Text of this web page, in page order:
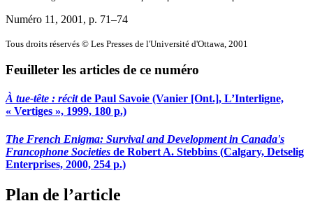
Numéro 11, 2001 , p. 71–74
Tous droits réservés © Les Presses de l'Université d'Ottawa, 2001
Feuilleter les articles de ce numéro
À tue-tête : récitde Paul Savoie (Vanier [Ont.], L’Interligne,
« Vertiges », 1999, 180 p.)
The French Enigma: Survival and Development in Canada's
Francophone Societies de Robert A. Stebbins (Calgary, Detselig
Enterprises, 2000, 254 p.)
Plan de l’article